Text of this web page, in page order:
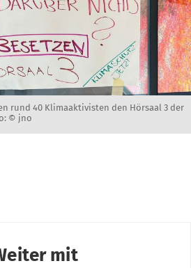
rund 40 Klimaaktivisten den Hörsaal 3 der
© jno